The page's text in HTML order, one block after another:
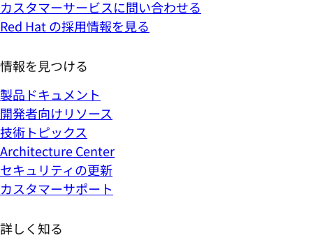
カスタマーサービスに問い合わせる
Red Hat の採用情報を見る
情報を見つける
製品ドキュメント
開発者向けリソース
技術トピックス
Architecture Center
セキュリティの更新
カスタマーサポート
詳しく知る